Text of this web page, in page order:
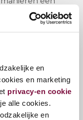
en
en marketing
privacy-en cookie
alle cookies.
en
te brengen.
/ het Groene
topmerken
Hiermee bieden
prijs.